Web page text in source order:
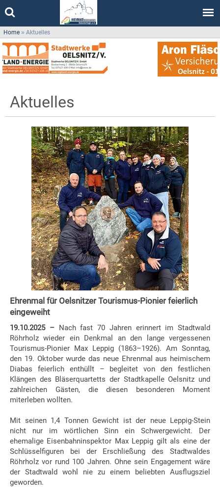
Home » Aktuelles
Aktuelles
Ehrenmal für Oelsnitzer Tourismus-Pionier feierlich
eingeweiht
19.10.2025 –Nach fast 70 Jahren erinnert im Stadtwald
Röhrholz wieder ein Denkmal an den lange vergessenen
Tourismus-Pionier Max Leppig (1863–1926). Am Sonntag,
den 19. Oktober wurde das neue Ehrenmal aus heimischem
Diabas feierlich enthüllt – begleitet von den festlichen
Klängen des Bläserquartetts der Stadtkapelle Oelsnitz und
zahlreichen Gästen, die diesen besonderen Moment
miterleben wollten.
Mit seinen 1,4 Tonnen Gewicht ist der neue Leppig-Stein
nicht nur im wörtlichen Sinn ein Schwergewicht. Der
ehemalige Eisenbahninspektor Max Leppig gilt als eine der
Schlüsselfiguren bei der Erschließung des Stadtwaldes
Röhrholz vor rund 100 Jahren. Ohne sein Engagement wäre
der Stadtwald wohl nie zu einem beliebten Ausflugsziel
geworden.